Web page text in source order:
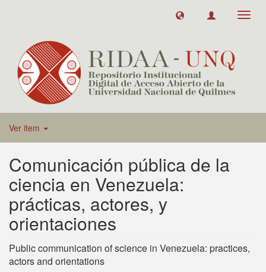
Ver item
Comunicación pública de la
ciencia en Venezuela:
prácticas, actores, y
orientaciones
Public communication of science in Venezuela: practices,
actors and orientations